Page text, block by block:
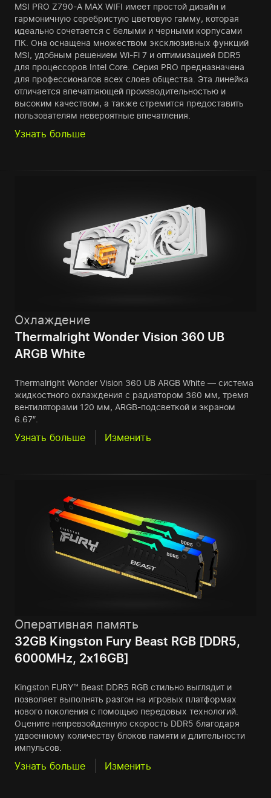
MSI PRO Z790-A MAX WIFI имеет простой дизайн и
гармоничную серебристую цветовую гамму, которая
идеально сочетается с белыми и черными корпусами
ПК. Она оснащена множеством эксклюзивных функций
MSI, удобным решением Wi-Fi 7 и оптимизацией DDR5
для процессоров Intel Core. Серия PRO предназначена
для профессионалов всех слоев общества. Эта линейка
отличается впечатляющей производительностью и
высоким качеством, а также стремится предоставить
пользователям невероятные впечатления.
Узнать больше
Охлаждение
Thermalright Wonder Vision 360 UB
ARGB White
Thermalright Wonder Vision 360 UB ARGB White — система
жидкостного охлаждения с радиатором 360 мм, тремя
вентиляторами 120 мм, ARGB-подсветкой и экраном
6.67″.
Узнать больше Изменить
Оперативная память
32GB Kingston Fury Beast RGB [DDR5,
6000MHz, 2x16GB]
Kingston FURY™ Beast DDR5 RGB стильно выглядит и
позволяет выполнять разгон на игровых платформах
нового поколения с помощью передовых технологий.
Оцените непревзойденную скорость DDR5 благодаря
удвоенному количеству блоков памяти и длительности
импульсов.
Узнать больше Изменить